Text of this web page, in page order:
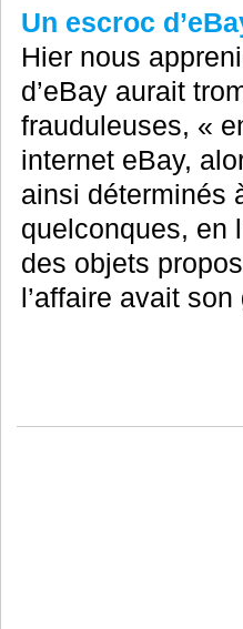
Un escroc
Hier nous
d’eBay aurait
frauduleuses, «
internet eBay,
ainsi déterminés
quelconques, en
des objets
l’affaire avait